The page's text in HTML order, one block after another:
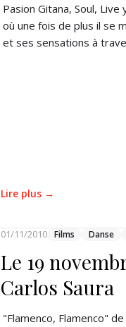
Pasion Gitana, Soul,
où une fois de plus il se
et ses sensations à
Lire plus →
01/11/2010 Films Danse
Le 19
Carlos Saura
"Flamenco, Flamenco"